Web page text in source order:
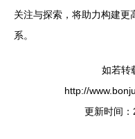
关注与探索，将助力构建更
系。
如若转
http://
更新时间